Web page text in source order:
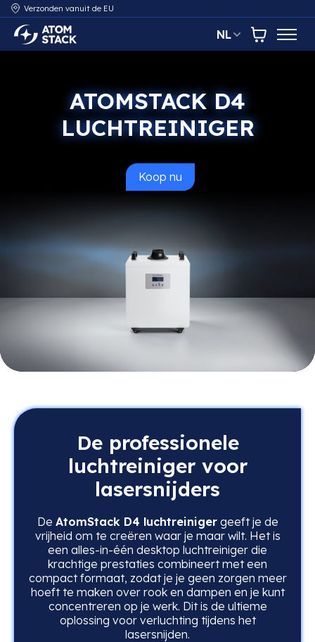
Verzonden vanuit de EU
AtomStack Europe NL
ATOMSTACK D4
LUCHTREINIGER
Koop nude AtomStack D4
De professionele
luchtreiniger voor
lasersnijders
De AtomStack D4 luchtreinigergeeft je de
vrijheid om te creëren waar je maar wilt. Het is
een alles-in-één desktop luchtreiniger die
krachtige prestaties combineert met een
compact formaat, zodat je je geen zorgen meer
hoeft te maken over rook en dampen en je kunt
concentreren op je werk. Dit is de ultieme
oplossing voor verluchting tijdens het
lasersnijden.